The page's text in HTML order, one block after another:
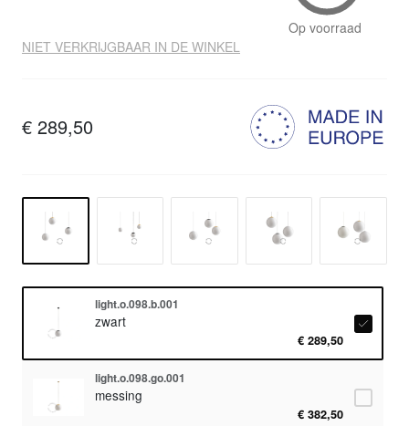
Op voorraad
NIET VERKRIJGBAAR IN DE WINKEL
€ 289,50
light.o.098.b.001
zwart
€ 289,50
light.o.098.go.001
messing
€ 382,50